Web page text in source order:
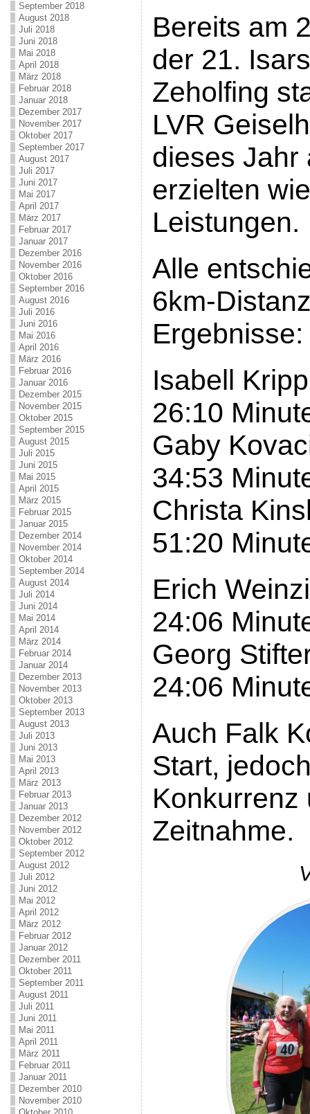
September 2018
August 2018
Juli 2018
Juni 2018
Mai 2018
April 2018
März 2018
Februar 2018
Januar 2018
Dezember 2017
November 2017
Oktober 2017
September 2017
August 2017
Juli 2017
Juni 2017
Mai 2017
April 2017
März 2017
Februar 2017
Januar 2017
Dezember 2016
November 2016
Oktober 2016
September 2016
August 2016
Juli 2016
Juni 2016
Mai 2016
April 2016
März 2016
Februar 2016
Januar 2016
Dezember 2015
November 2015
Oktober 2015
September 2015
August 2015
Juli 2015
Juni 2015
Mai 2015
April 2015
März 2015
Februar 2015
Januar 2015
Dezember 2014
November 2014
Oktober 2014
September 2014
August 2014
Juli 2014
Juni 2014
Mai 2014
April 2014
März 2014
Februar 2014
Januar 2014
Dezember 2013
November 2013
Oktober 2013
September 2013
August 2013
Juli 2013
Juni 2013
Mai 2013
April 2013
März 2013
Februar 2013
Januar 2013
Dezember 2012
November 2012
Oktober 2012
September 2012
August 2012
Juli 2012
Juni 2012
Mai 2012
April 2012
März 2012
Februar 2012
Januar 2012
Dezember 2011
Oktober 2011
September 2011
August 2011
Juli 2011
Juni 2011
Mai 2011
April 2011
März 2011
Februar 2011
Januar 2011
Dezember 2010
November 2010
Bereits am
der 21.
Zeholfing
LVR
dieses Jahr
erzielten
Leistungen.
Alle
6km-
Ergebnisse:
Isabell
26:10
Gaby
34:53
Christa
51:20
Erich
24:06
Georg
24:06
Auch Falk
Start,
Konkurrenz
Zeitnahme.